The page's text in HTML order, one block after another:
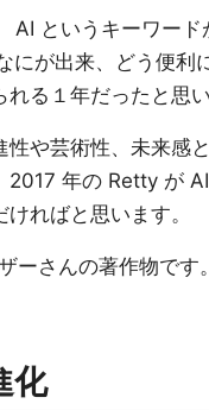
AI というキーワー
にが出来、どう便利
る１年だったと思い
や芸術性、未来感
2017 年の Retty が
ればと思います。
ーさんの著作物です。
化